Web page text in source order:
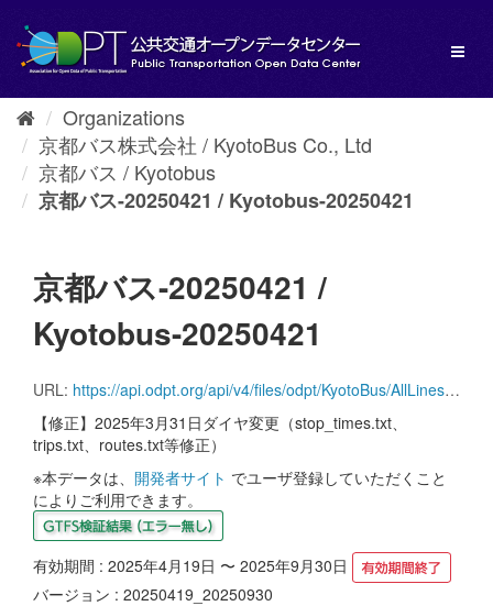
content
Organizations
京都バス株式会社 / KyotoBus Co., Ltd
京都バス / Kyotobus
京都バス-20250421 / Kyotobus-20250421
京都バス-20250421 /
Kyotobus-20250421
URL: https://api.odpt.org/api/v4/files/odpt/KyotoBus/AllLinesAnotherversion.zip?date=20250421&acl:consumerKey=[アクセストークン/YOUR_ACCESS_TOKEN]
【修正】2025年3月31日ダイヤ変更（stop_times.txt、
trips.txt、routes.txt等修正）
※本データは、 開発者サイト でユーザ登録していただくこと
によりご利用できます。
有効期間 : 2025年4月19日 〜 2025年9月30日
バージョン : 20250419_20250930